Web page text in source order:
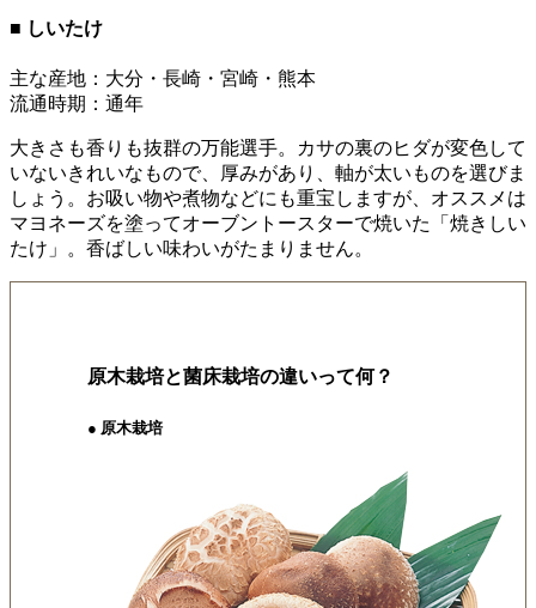
■ しいたけ
主な産地：大分・長崎・宮崎・熊本
流通時期：通年
大きさも香りも抜群の万能選手。カサの裏のヒダが変色して
いないきれいなもので、厚みがあり、軸が太いものを選びま
しょう。お吸い物や煮物などにも重宝しますが、オススメは
マヨネーズを塗ってオーブントースターで焼いた「焼きしい
たけ」。香ばしい味わいがたまりません。
原木栽培と菌床栽培の違いって何？
● 原木栽培